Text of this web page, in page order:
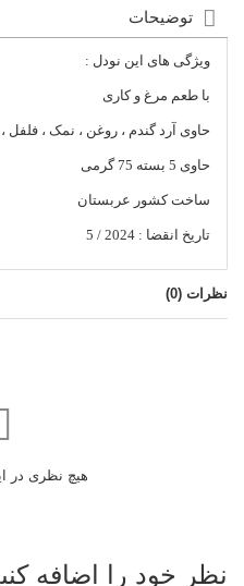
توضیحات
ویژگی های این نودل :
با طعم مرغ و کاری
حاوی آرد گندم ، روغن ، نمک ، فلفل
حاوی 5 بسته 75 گرمی
ساخت کشور عربستان
تاریخ انقضا : 2024 / 5
نظرات (0
)
هیچ نظری در
نظر خود را اضافه